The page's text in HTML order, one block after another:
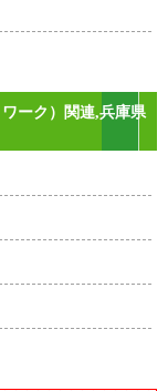
ーク）関連,兵庫県